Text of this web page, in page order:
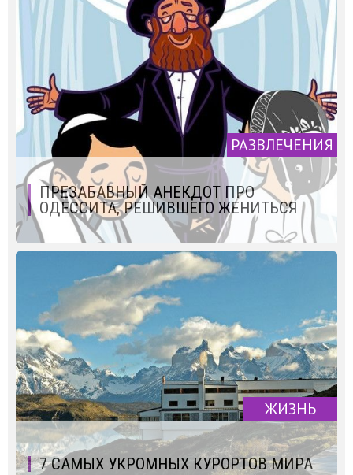
РАЗВЛЕЧЕНИЯ
ПРЕЗАБАВНЫЙ АНЕКДОТ ПРО
ОДЕССИТА, РЕШИВШЕГО ЖЕНИТЬСЯ
ЖИЗНЬ
7 САМЫХ УКРОМНЫХ КУРОРТОВ МИРА